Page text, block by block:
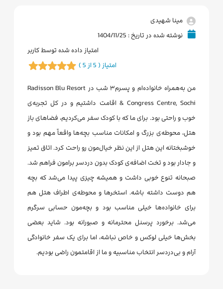
مینا شهیدی
نوشته شده در تاریخ : 1404/11/25
امتیاز داده شده توسط کاربر
امتیاز ( 5 از 5 )
من به‌همراه خانواده‌ام و پسرم۳ شب در Radisson Blu Resort
& Congress Centre, Sochi اقامت داشتیم و در کل تجربه‌ی
خوب و راحتی بود. برای ما که با کودک سفر می‌کردیم، فضاهای باز
هتل، محوطه‌ی بزرگ و امکانات مناسب بچه‌ها واقعاً مهم بود و
خوشبختانه این هتل از این نظر خیال‌مون رو راحت کرد. اتاق تمیز
و جادار بود و تخت اضافه‌ی کودک بدون دردسر برامون فراهم شد.
صبحانه تنوع خوبی داشت و همیشه چیزی پیدا می‌شد که بچه
هم دوست داشته باشه. استخرها و محوطه‌ی اطراف هتل هم
برای خانواده‌ها خیلی مناسب بود و بچه‌مون حسابی سرگرم
می‌شد. برخورد پرسنل محترمانه و صبورانه بود. شاید بعضی
بخش‌ها خیلی لوکس و خاص نباشه، اما برای یک سفر خانوادگی
آرام و بی‌دردسر انتخاب مناسبیه و ما از اقامتمون راضی بودیم.